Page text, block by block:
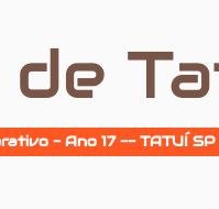
- Ano 17 -- TATUÍ SP